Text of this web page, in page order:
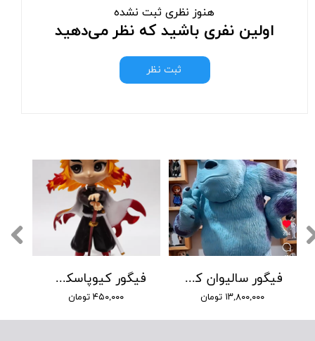
هنوز نظری ثبت نشده
اولین نفری باشید که نظر می‌دهید
ثبت نظر
فیگور کیوپاسکت رنگوکو شیطانکش
۴۵۰,۰۰۰ تومان
فیگور سالیوان کارخانه هیولا ها سایز 45 سانتیمتر
۱۳,۸۰۰,۰۰۰ تومان